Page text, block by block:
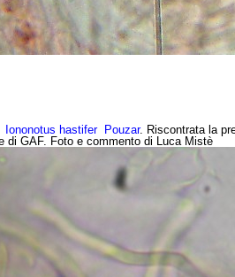
Iononotus hastiferPouzar. Riscontrata la
di GAF. Foto e commento di Luca Mistè